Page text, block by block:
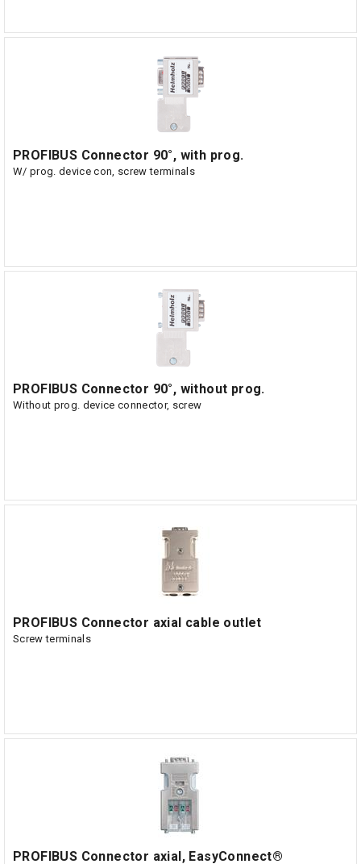
PROFIBUS Connector 90°, with prog.
W/ prog. device con, screw terminals
PROFIBUS Connector 90°, without prog.
Without prog. device connector, screw
PROFIBUS Connector axial cable outlet
Screw terminals
PROFIBUS Connector axial, EasyConnect®